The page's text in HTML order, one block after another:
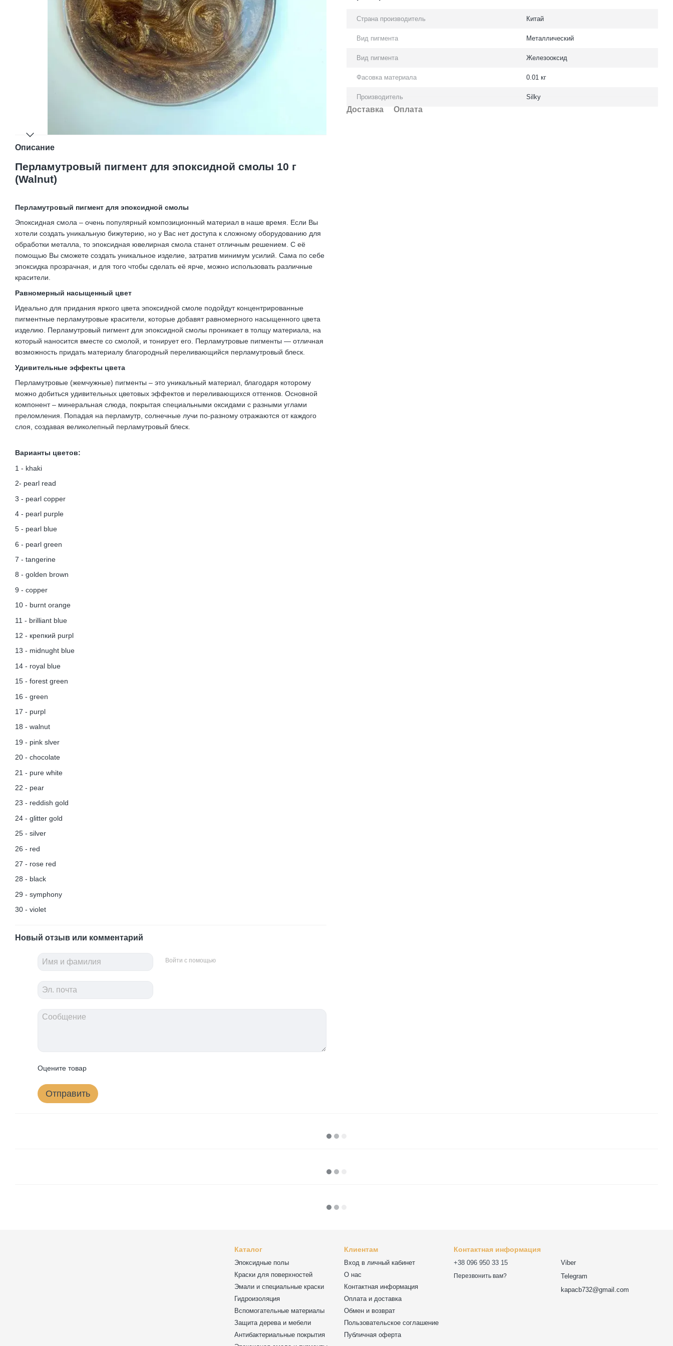
Описание
Перламутровый пигмент для эпоксидной смолы 10 г
(Walnut)
Перламутровый пигмент для эпоксидной смолы
Эпоксидная смола – очень популярный композиционный материал в наше время. Если Вы
хотели создать уникальную бижутерию, но у Вас нет доступа к сложному оборудованию для
обработки металла, то эпоксидная ювелирная смола станет отличным решением. С её
помощью Вы сможете создать уникальное изделие, затратив минимум усилий. Сама по себе
эпоксидка прозрачная, и для того чтобы сделать её ярче, можно использовать различные
красители.
Равномерный насыщенный цвет
Идеально для придания яркого цвета эпоксидной смоле подойдут концентрированные
пигментные перламутровые красители, которые добавят равномерного насыщенного цвета
изделию. Перламутровый пигмент для эпоксидной смолы проникает в толщу материала, на
который наносится вместе со смолой, и тонирует его. Перламутровые пигменты — отличная
возможность придать материалу благородный переливающийся перламутровый блеск.
Удивительные эффекты цвета
Перламутровые (жемчужные) пигменты – это уникальный материал, благодаря которому
можно добиться удивительных цветовых эффектов и переливающихся оттенков. Основной
компонент – минеральная слюда, покрытая специальными оксидами с разными углами
преломления. Попадая на перламутр, солнечные лучи по-разному отражаются от каждого
слоя, создавая великолепный перламутровый блеск.
Варианты цветов:
1 - khaki
2- pearl read
3 - pearl copper
4 - pearl purple
5 - pearl blue
6 - pearl green
7 - tangerine
8 - golden brown
9 - copper
10 - burnt orange
11 - brilliant blue
12 - крепкий purpl
13 - midnught blue
14 - royal blue
15 - forest green
16 - green
17 - purpl
18 - walnut
19 - pink slver
20 - chocolate
21 - pure white
22 - pear
23 - reddish gold
24 - glitter gold
25 - silver
26 - red
27 - rose red
28 - black
29 - symphony
30 - violet
Новый отзыв или комментарий
Войти с помощью
Оцените товар
Отправить
Страна производитель Китай
Вид пигмента Металлический
Вид пигмента Железооксид
Фасовка материала 0.01 кг
Производитель Silky
Доставка Оплата
Каталог
Эпоксидные полы
Краски для поверхностей
Эмали и специальные краски
Гидроизоляция
Вспомогательные материалы
Защита дерева и мебели
Антибактериальные покрытия
Клиентам
Вход в личный кабинет
О нас
Контактная информация
Оплата и доставка
Обмен и возврат
Пользовательское соглашение
Публичная оферта
Контактная информация
+38 096 950 33 15
Перезвонить вам?
Viber
Telegram
kapacb732@gmail.com